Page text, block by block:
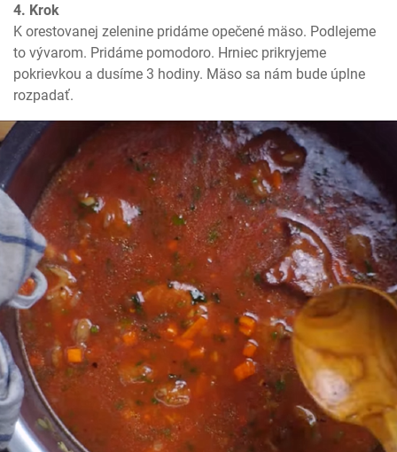
4. Krok
K orestovanej zelenine pridáme opečené mäso. Podlejeme
to vývarom. Pridáme pomodoro. Hrniec prikryjeme
pokrievkou a dusíme 3 hodiny. Mäso sa nám bude úplne
rozpadať.